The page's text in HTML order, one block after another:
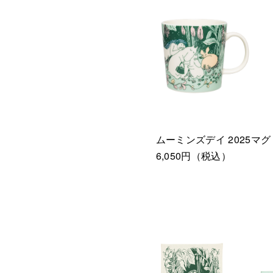
ムーミンズデイ 2025マ
6,050円（税込）